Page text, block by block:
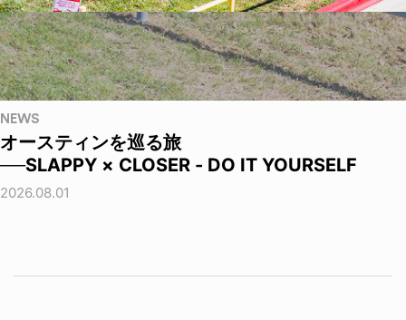
NEWS
オースティンを巡る旅
──SLAPPY × CLOSER - DO IT YOURSELF
2026.08.01